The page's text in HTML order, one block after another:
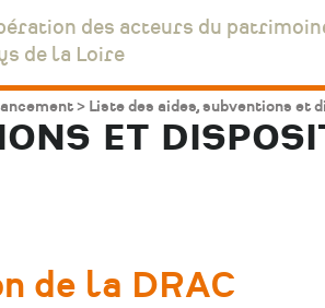
des acteurs du
de la Loire
Liste des aides, subventions
ET
de la DRAC